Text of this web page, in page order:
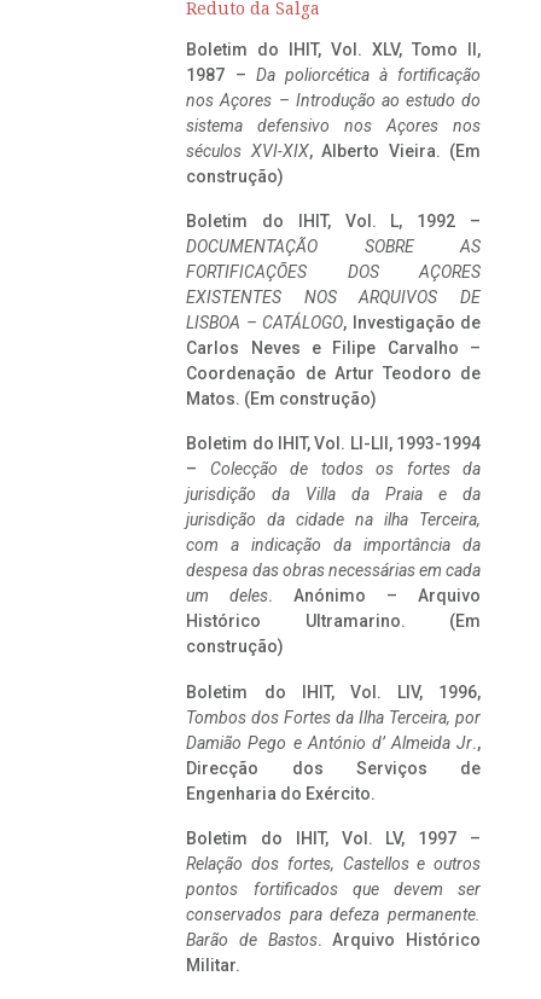
Reduto da Salga
Boletim do IHIT, Vol. XLV, Tomo II,
1987 – Da poliorcética à fortificação
nos Açores – Introdução ao estudo do
sistema defensivo nos Açores nos
séculos XVI-XIX, Alberto Vieira. (Em
construção)
Boletim do IHIT, Vol. L, 1992 –
DOCUMENTAÇÃO SOBRE AS
FORTIFICAÇÕES DOS AÇORES
EXISTENTES NOS ARQUIVOS DE
LISBOA – CATÁLOGO, Investigação de
Carlos Neves e Filipe Carvalho –
Coordenação de Artur Teodoro de
Matos. (Em construção)
Boletim do IHIT, Vol. LI-LII, 1993-1994
– Colecção de todos os fortes da
jurisdição da Villa da Praia e da
jurisdição da cidade na ilha Terceira,
com a indicação da importância da
despesa das obras necessárias em cada
um deles. Anónimo – Arquivo
Histórico Ultramarino. (Em
construção)
Boletim do IHIT, Vol. LIV, 1996,
Tombos dos Fortes da Ilha Terceira, por
Damião Pego e António d’ Almeida Jr.,
Direcção dos Serviços de
Engenharia do Exército.
Boletim do IHIT, Vol. LV, 1997 –
Relação dos fortes, Castellos e outros
pontos fortificados que devem ser
conservados para defeza permanente.
Barão de Bastos. Arquivo Histórico
Militar.